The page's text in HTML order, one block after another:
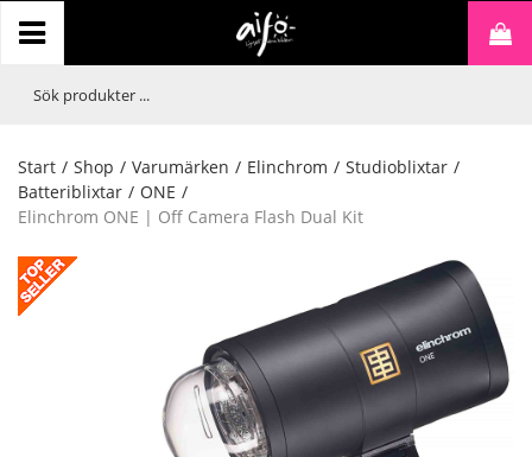
Start / Shop / Varumärken / Elinchrom / Studioblixtar /
Batteriblixtar / ONE /
Elinchrom ONE | Off Camera Flash Dual Kit